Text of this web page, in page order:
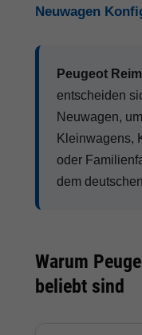
Neuwagen
Peugeot
entscheiden
Neuwagen,
Kleinwagens,
oder
dem
Warum
beliebt sind